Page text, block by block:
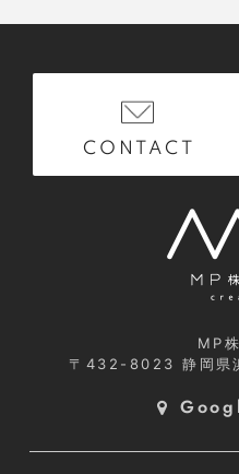
CONTACT
MP
〒432-8023静岡県